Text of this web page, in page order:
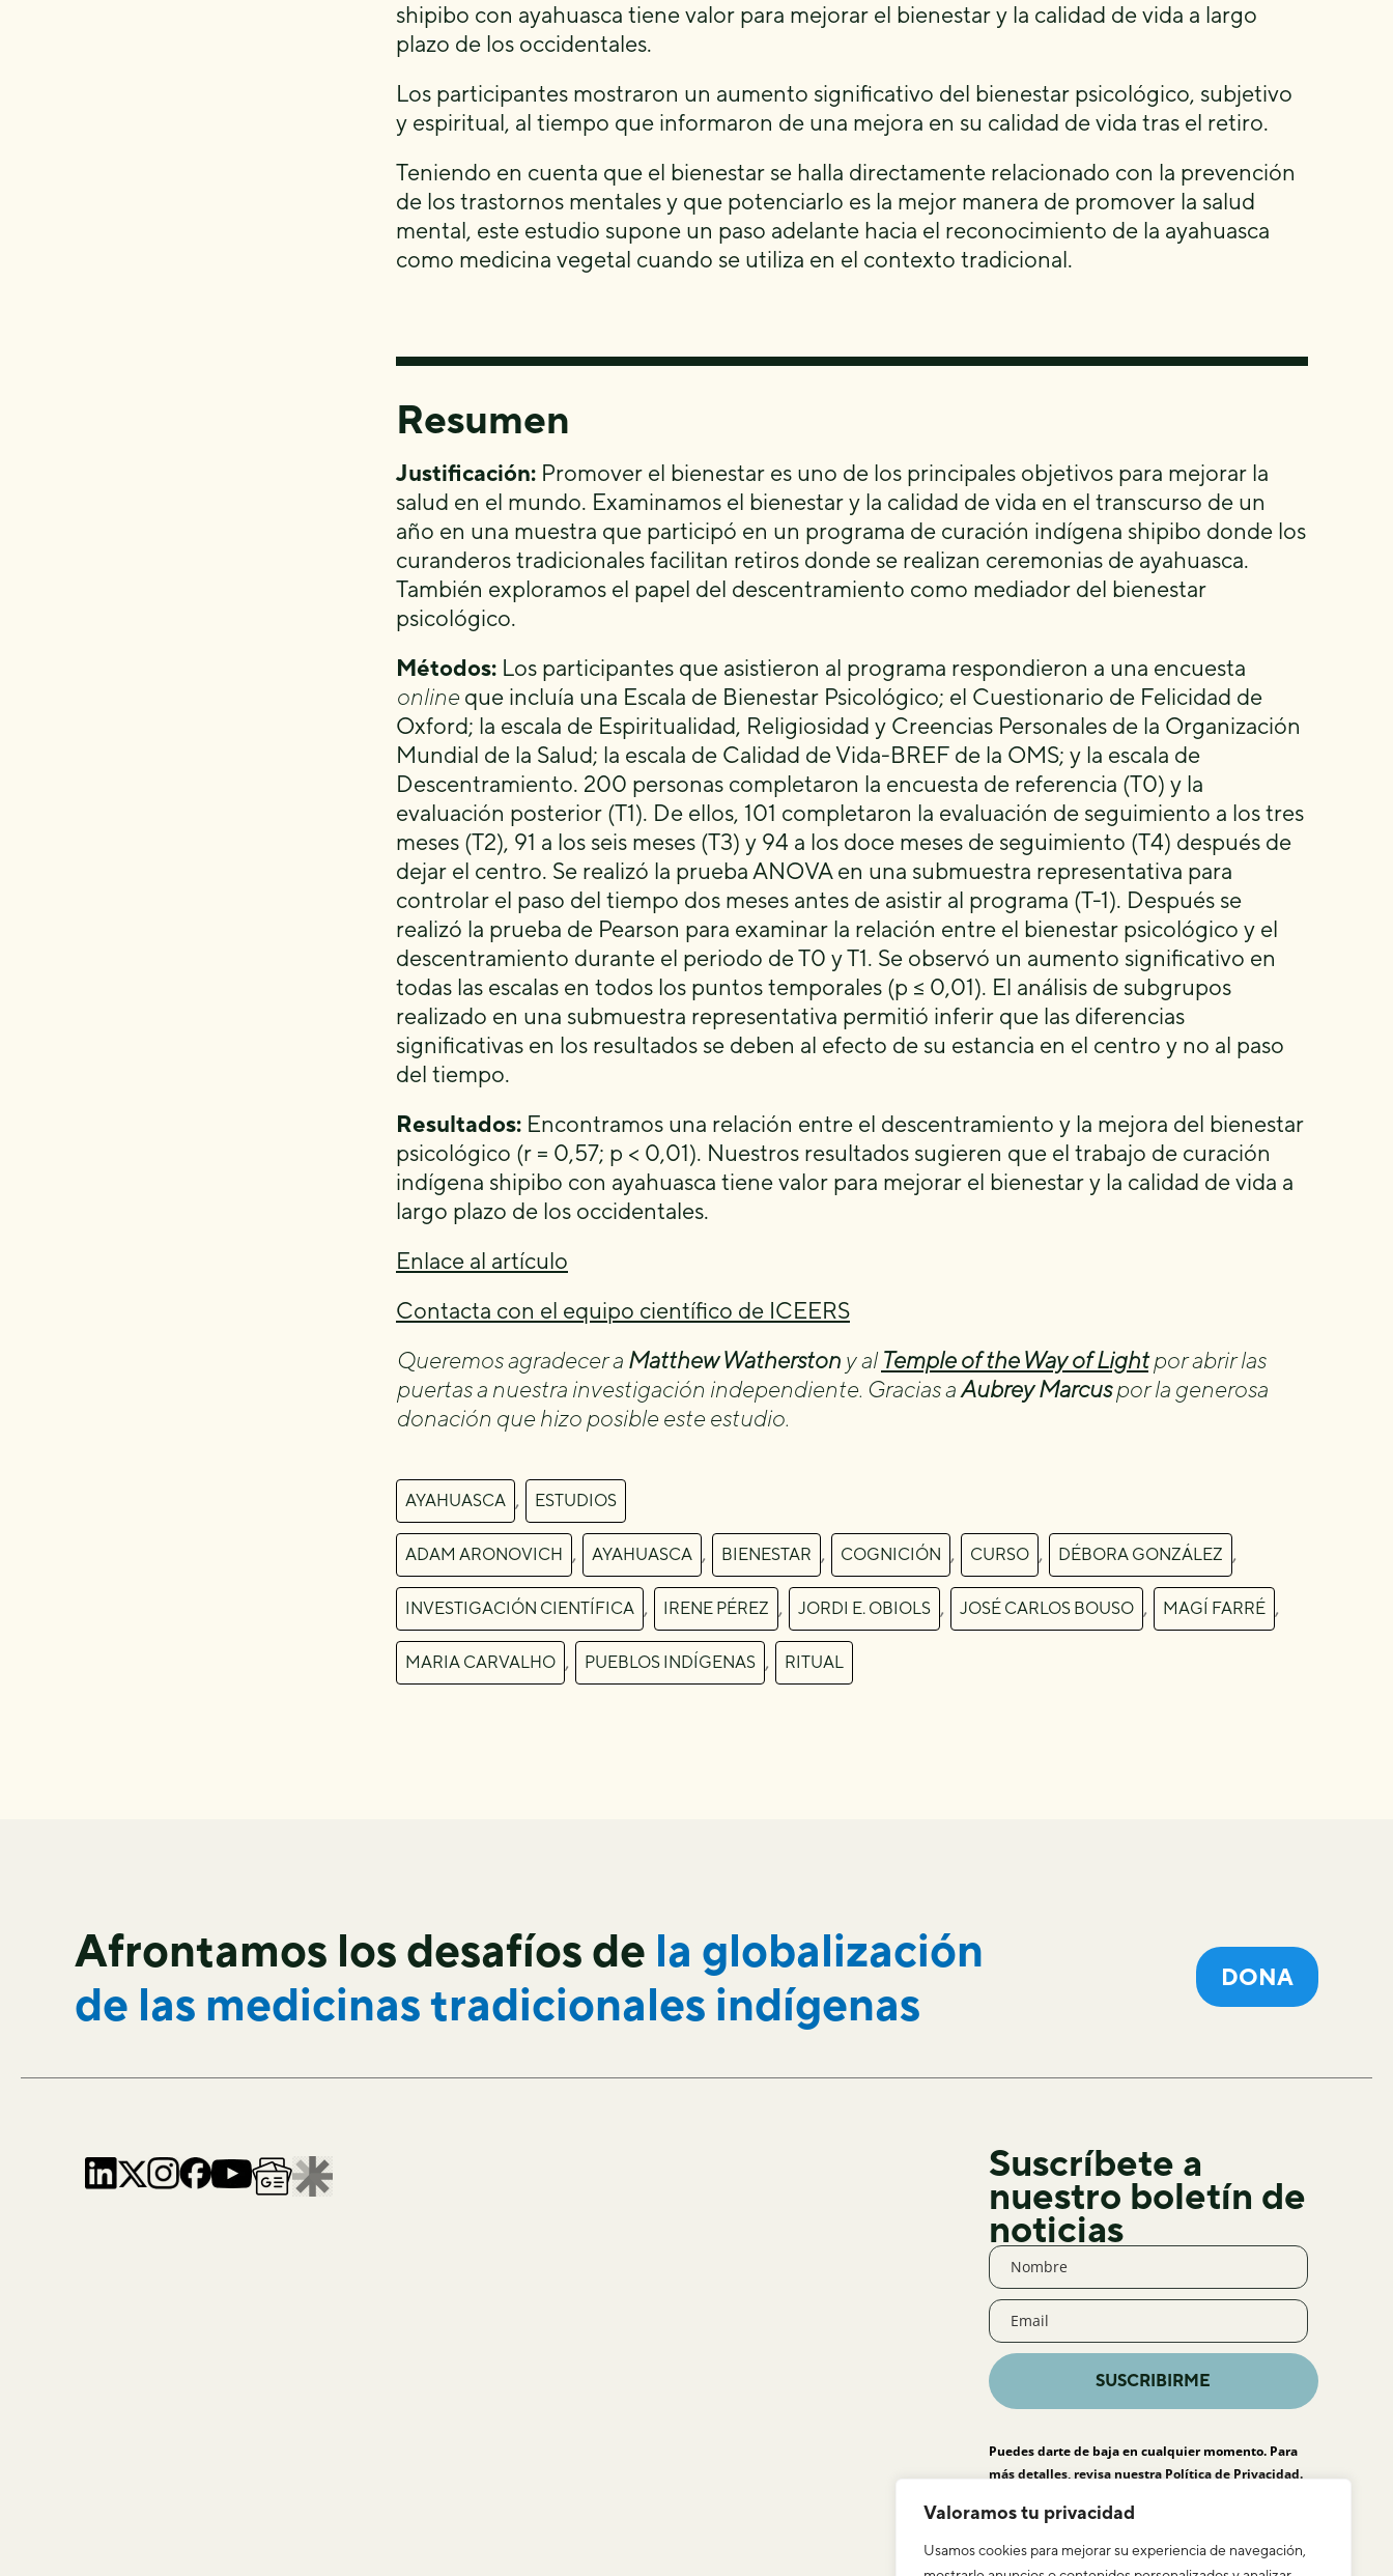
Valoramos tu privacidad
Usamos cookies para mejorar su experiencia de navegación,
shipibo con ayahuasca tiene valor para mejorar el bienestar y la calidad de vida a largo
plazo de los occidentales.
Los participantes mostraron un aumento significativo del bienestar psicológico, subjetivo
y espiritual, al tiempo que informaron de una mejora en su calidad de vida tras el retiro.
Teniendo en cuenta que el bienestar se halla directamente relacionado con la prevención
de los trastornos mentales y que potenciarlo es la mejor manera de promover la salud
mental, este estudio supone un paso adelante hacia el reconocimiento de la ayahuasca
como medicina vegetal cuando se utiliza en el contexto tradicional.
Resumen
Justificación: Promover el bienestar es uno de los principales objetivos para mejorar la
salud en el mundo. Examinamos el bienestar y la calidad de vida en el transcurso de un
año en una muestra que participó en un programa de curación indígena shipibo donde los
curanderos tradicionales facilitan retiros donde se realizan ceremonias de ayahuasca.
También exploramos el papel del descentramiento como mediador del bienestar
psicológico.
Métodos: Los participantes que asistieron al programa respondieron a una encuesta
onlineque incluía una Escala de Bienestar Psicológico; el Cuestionario de Felicidad de
Oxford; la escala de Espiritualidad, Religiosidad y Creencias Personales de la Organización
Mundial de la Salud; la escala de Calidad de Vida-BREF de la OMS; y la escala de
Descentramiento. 200 personas completaron la encuesta de referencia (T0) y la
evaluación posterior (T1). De ellos, 101 completaron la evaluación de seguimiento a los tres
meses (T2), 91 a los seis meses (T3) y 94 a los doce meses de seguimiento (T4) después de
dejar el centro. Se realizó la prueba ANOVA en una submuestra representativa para
controlar el paso del tiempo dos meses antes de asistir al programa (T-1). Después se
realizó la prueba de Pearson para examinar la relación entre el bienestar psicológico y el
descentramiento durante el periodo de T0 y T1. Se observó un aumento significativo en
todas las escalas en todos los puntos temporales (p ≤ 0,01). El análisis de subgrupos
realizado en una submuestra representativa permitió inferir que las diferencias
significativas en los resultados se deben al efecto de su estancia en el centro y no al paso
del tiempo.
Resultados: Encontramos una relación entre el descentramiento y la mejora del bienestar
psicológico (r = 0,57; p < 0,01). Nuestros resultados sugieren que el trabajo de curación
indígena shipibo con ayahuasca tiene valor para mejorar el bienestar y la calidad de vida a
largo plazo de los occidentales.
Enlace al artículo
Contacta con el equipo científico de ICEERS
Queremos agradecer a Matthew Watherston y alTemple of the Way of Lightpor abrir las
puertas a nuestra investigación independiente. Gracias aAubrey Marcuspor la generosa
donación que hizo posible este estudio.
AYAHUASCA , ESTUDIOS
ADAM ARONOVICH , AYAHUASCA , BIENESTAR , COGNICIÓN , CURSO , DÉBORA GONZÁLEZ ,
INVESTIGACIÓN CIENTÍFICA , IRENE PÉREZ , JORDI E. OBIOLS , JOSÉ CARLOS BOUSO , MAGÍ FARRÉ ,
MARIA CARVALHO , PUEBLOS INDÍGENAS , RITUAL
Afrontamos los desafíos de la globalización
de las medicinas tradicionales indígenas DONA
Suscríbete a
nuestro boletín de
noticias
SUSCRIBIRME
Puedes darte de baja en cualquier momento. Para
más detalles, revisa nuestra Política de Privacidad.